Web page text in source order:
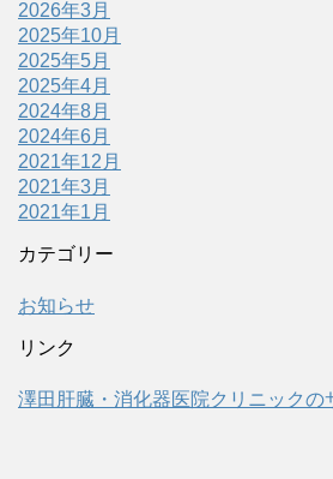
2026年3月
2025年10月
2025年5月
2025年4月
2024年8月
2024年6月
2021年12月
2021年3月
2021年1月
カテゴリー
お知らせ
リンク
澤田肝臓・消化器医院クリニックの